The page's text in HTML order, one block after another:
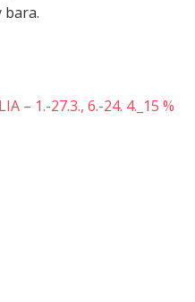
bara.
– 1.-27.3., 6.-24. 4._15 %